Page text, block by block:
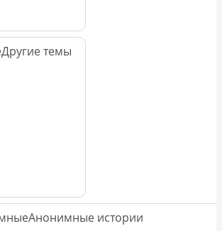
Другие темы
Анонимные истории